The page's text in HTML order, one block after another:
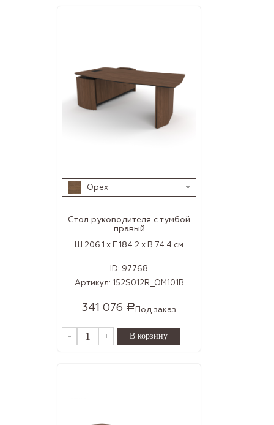
Орех
Стол руководителя с тумбой
правый
Ш 206.1 x Г 184.2 x В 74.4 см
ID: 97768
Артикул: 152S012R_OM101B
341 076 Р Под заказ
- +